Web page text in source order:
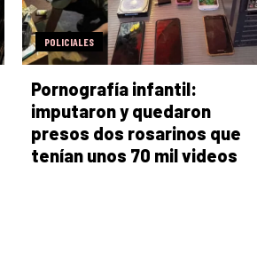
POLICIALES
Pornografía infantil:
imputaron y quedaron
presos dos rosarinos que
tenían unos 70 mil videos